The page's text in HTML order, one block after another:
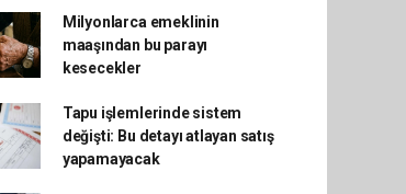
Milyonlarca emeklinin
maaşından bu parayı
kesecekler
Tapu işlemlerinde sistem
değişti: Bu detayı atlayan satış
yapamayacak